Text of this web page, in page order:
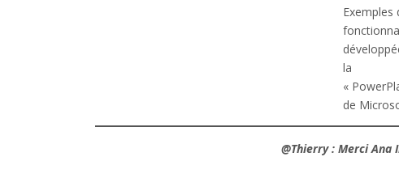
Exemples
la
«
de
@Thierry : Merci